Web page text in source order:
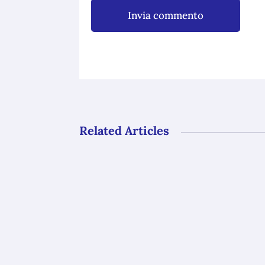
Invia commento
Related Articles